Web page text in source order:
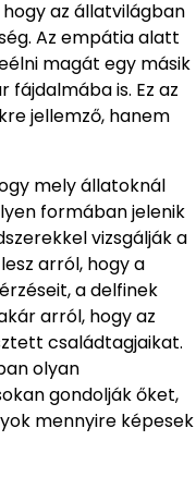
az állatvilágban
Az empátia alatt
magát egy másik
fájdalmába is. Ez az
jellemző, hanem
mely állatoknál
formában jelenik
vizsgálják a
arról, hogy a
a delfinek
arról, hogy az
családtagjaikat.
olyan
gondolják őket,
mennyire képesek